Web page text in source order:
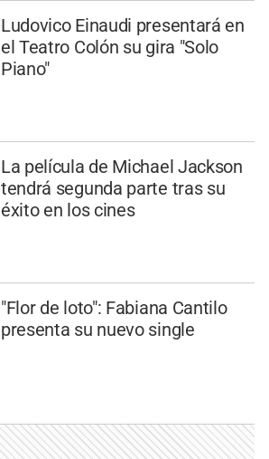
Ludovico Einaudi presentará en
el Teatro Colón su gira "Solo
Piano"
La película de Michael Jackson
tendrá segunda parte tras su
éxito en los cines
"Flor de loto": Fabiana Cantilo
presenta su nuevo single